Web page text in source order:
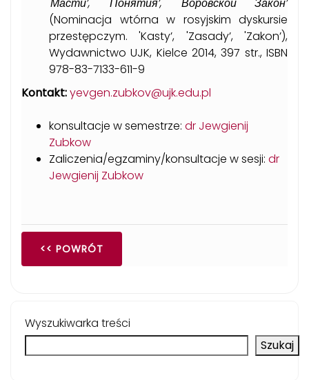
'Масти’, 'Понятия’, 'Воровской Закон’
(Nominacja wtórna w rosyjskim dyskursie
przestępczym. 'Kasty’, 'Zasady’, 'Zakon’),
Wydawnictwo UJK, Kielce 2014, 397 str., ISBN
978-83-7133-611-9
Kontakt:yevgen.zubkov@ujk.edu.pl
konsultacje w semestrze: dr Jewgienij
Zubkow
Zaliczenia/egzaminy/konsultacje w sesji: dr
Jewgienij Zubkow
<< POWRÓT
Wyszukiwarka treści
Szukaj